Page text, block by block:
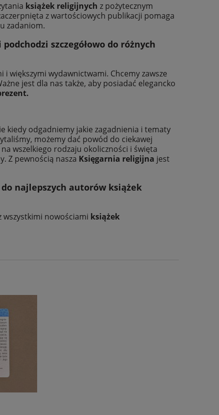
książek religijnych z pożytecznym
z wartościowych publikacji pomaga
zadaniom.
szczegółowo do różnych
i większymi wydawnictwami. Chcemy zawsze
jest dla nas także, aby posiadać elegancko
kiedy odgadniemy jakie zagadnienia i tematy
możemy dać powód do ciekawej
wszelkiego rodzaju okoliczności i święta
Z pewnością nasza Księgarnia religijna jest
najlepszych autorów książek
nowościami książek